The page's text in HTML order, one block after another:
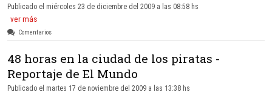
Publicado el miércoles 23 de diciembre del 2009 a las 08:58 hs
ver más
Comentarios
48 horas en la ciudad de los piratas -
Reportaje de El Mundo
Publicado el martes 17 de noviembre del 2009 a las 13:38 hs